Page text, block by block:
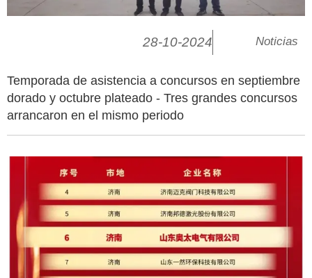
28-10-2024 Noticias
Temporada de asistencia a concursos en septiembre
dorado y octubre plateado - Tres grandes concursos
arrancaron en el mismo periodo